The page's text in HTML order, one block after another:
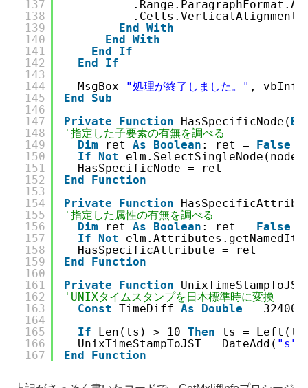
137
138
139
140
141
142
143
144
145
146
147
148
149
150
151
152
153
154
155
156
157
158
159
160
161
162
163
164
165
166
167
.Cells.VerticalAlignment
End With
End With
End
If
End
If
MsgBox
"処理が終了しました。" ,
End
Sub
Private
Function HasSpecificNode(
'指定した子要素の有無を調べる
Dim
ret As Boolean : ret = False
If
Not
HasSpecificNode = ret
End
Function
Private
Function
'指定した属性の有無を調べる
Dim
ret As Boolean : ret = False
If
Not
HasSpecificAttribute = ret
End
Function
Private
Function
'UNIXタイムスタンプを日本標準時に変換
Const TimeDiff As Double = 32400
If
Len(ts) > 10 Then
ts =
UnixTimeStampToJST = DateAdd( "s"
End
Function